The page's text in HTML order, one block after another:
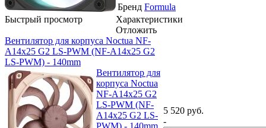
Быстрый просмотр
Бренд Formula
Характеристики
Отложить
Вeнтилятор для корпуса Noctua NF-
A14x25 G2 LS-PWM (NF-A14x25 G2
LS-PWM) - 140mm
Вeнтилятор для
корпуса Noctua
NF-A14x25 G2
LS-PWM (NF-
A14x25 G2 LS-
PWM) - 140mm
5 520 руб.
-